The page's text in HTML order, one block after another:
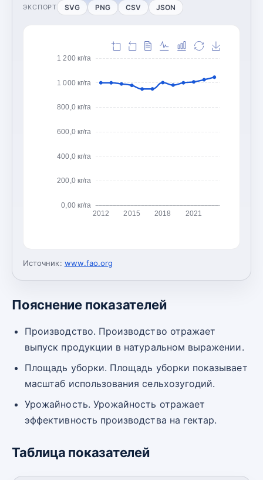
ЭКСПОРТ SVG PNG CSV JSON
0,00 кг/га
200,0 кг/га
400,0 кг/га
600,0 кг/га
800,0 кг/га
1 000 кг/га
1 200 кг/га
2012 2015 2018 2021
Источник: www.fao.org
Пояснение показателей
Производство. Производство отражает
выпуск продукции в натуральном выражении.
Площадь уборки. Площадь уборки показывает
масштаб использования сельхозугодий.
Урожайность. Урожайность отражает
эффективность производства на гектар.
Таблица показателей